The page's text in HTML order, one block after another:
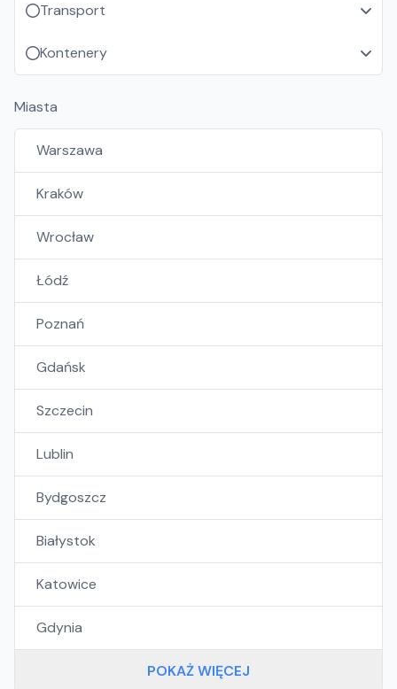
Transport
Kontenery
Miasta
Warszawa
Kraków
Wrocław
Łódź
Poznań
Gdańsk
Szczecin
Lublin
Bydgoszcz
Białystok
Katowice
Gdynia
POKAŻ WIĘCEJ